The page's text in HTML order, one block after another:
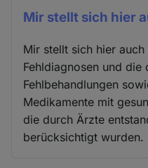
Mir stellt sich hier
Mir stellt sich hier
Fehldiagnosen und die
Fehlbehandlungen
Medikamente mit
die durch Ärzte
berücksichtigt wurden.